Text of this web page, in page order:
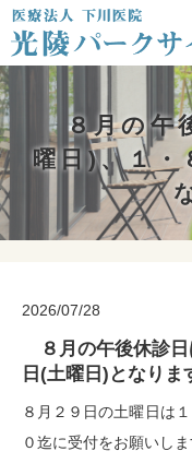
８月の午
曜日)、１・
2026/07/28
８月の午後休診日
日(土曜日)となりま
８月２９日の土曜日は
０迄に受付をお願いしま